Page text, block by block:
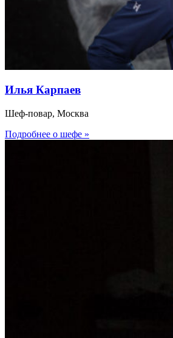
Илья Карпаев
Шеф-повар, Москва
Подробнее о шефе »